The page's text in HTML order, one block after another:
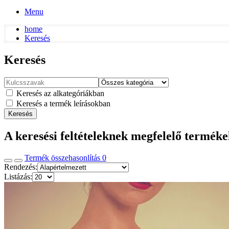
Menu
home
Keresés
Keresés
Keresés az alkategóriákban
Keresés a termék leírásokban
Keresés
A keresési feltételeknek megfelelő
Termék összehasonlítás 0
Rendezés:
Listázás: